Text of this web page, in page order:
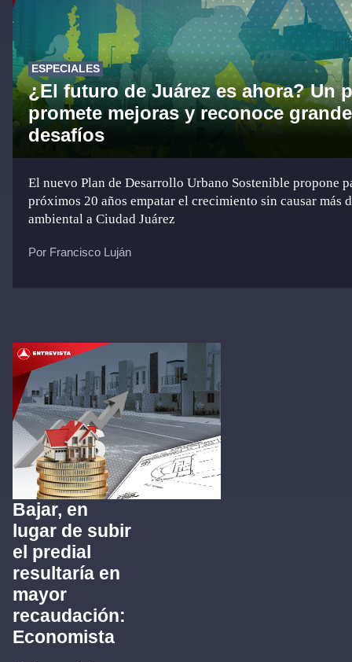
ESPECIALES
¿El futuro de Juárez es ahora? Un
promete mejoras y reconoce
desafíos
El nuevo Plan de Desarrollo Urbano Sostenible propone
próximos 20 años empatar el crecimiento sin causar más
ambiental a Ciudad Juárez
Por Francisco Luján
Bajar, en
lugar de subir
el predial
resultaría en
mayor
recaudación:
Economista